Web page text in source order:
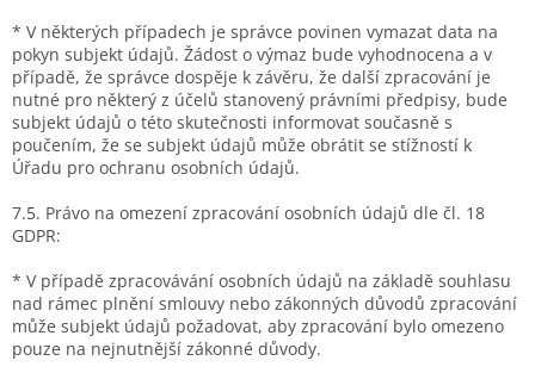
* V některých případech je správce povinen vymazat data na
pokyn subjekt údajů. Žádost o výmaz bude vyhodnocena a v
případě, že správce dospěje k závěru, že další zpracování je
nutné pro některý z účelů stanovený právními předpisy, bude
subjekt údajů o této skutečnosti informovat současně s
poučením, že se subjekt údajů může obrátit se stížností k
Úřadu pro ochranu osobních údajů.
7.5. Právo na omezení zpracování osobních údajů dle čl. 18
GDPR:
* V případě zpracovávání osobních údajů na základě souhlasu
nad rámec plnění smlouvy nebo zákonných důvodů zpracování
může subjekt údajů požadovat, aby zpracování bylo omezeno
pouze na nejnutnější zákonné důvody.